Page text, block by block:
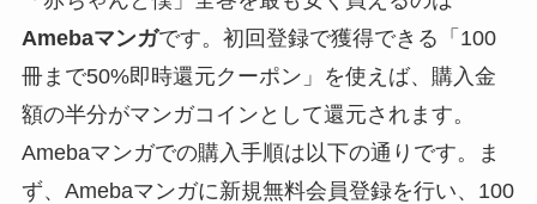
Amebaマンガです。初回登録で獲得できる「100
冊まで50%即時還元クーポン」を使えば、購入金
額の半分がマンガコインとして還元されます。
Amebaマンガでの購入手順は以下の通りです。ま
ず、Amebaマンガに新規無料会員登録を行い、100